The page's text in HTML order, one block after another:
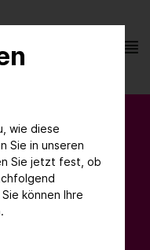
wie diese
Sie in unseren
Sie jetzt fest, ob
können Ihre
und gut